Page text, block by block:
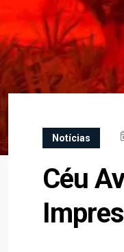
Notícias
Céu